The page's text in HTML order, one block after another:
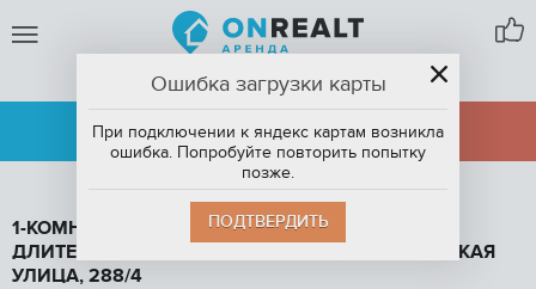
ОРЕНБУРГ
АРЕНДА
ПРОДАЖА
1-КОМНАТНАЯ КВАРТИРА, 35 М2, В АРЕНДУ НА
ДЛИТЕЛЬНЫЙ СРОК В ОРЕНБУРГЕ, ПРОЛЕТАРСКАЯ
УЛИЦА, 288/4
Ошибка загрузки карты
При подключении к яндекс картам возникла
ошибка. Попробуйте повторить попытку
позже.
ПОДТВЕРДИТЬ